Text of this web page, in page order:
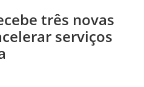
três novas
serviços